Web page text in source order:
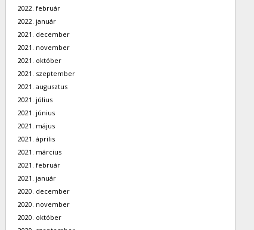
2022. február
2022. január
2021. december
2021. november
2021. október
2021. szeptember
2021. augusztus
2021. július
2021. június
2021. május
2021. április
2021. március
2021. február
2021. január
2020. december
2020. november
2020. október